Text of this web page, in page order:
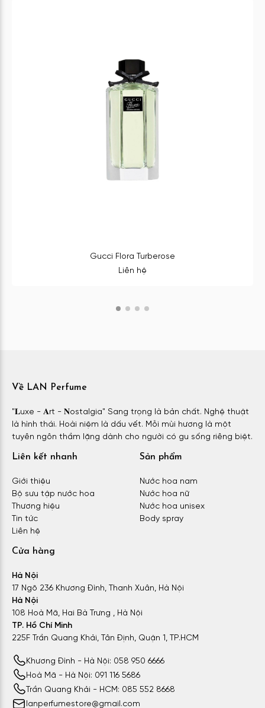
Gucci Flora Turberose
Liên hệ
Về LAN Perfume
"𝐋uxe - 𝐀rt - 𝐍ostalgia" Sang trọng là bản chất. Nghệ thuật
là hình thái. Hoài niệm là dấu vết. Mỗi mùi hương là một
tuyên ngôn thầm lặng dành cho người có gu sống riêng biệt.
Liên kết nhanh
Giới thiệu
Bộ sưu tập nước hoa
Thương hiệu
Tin tức
Liên hệ
Sản phẩm
Nước hoa nam
Nước hoa nữ
Nước hoa unisex
Body spray
Cửa hàng
Hà Nội
17 Ngõ 236 Khương Đình, Thanh Xuân, Hà Nội
Hà Nội
108 Hoà Mã, Hai Bà Trưng , Hà Nội
TP. Hồ Chí Minh
225F Trần Quang Khải, Tân Định, Quận 1, TP.HCM
Khương Đình - Hà Nội: 058 950 6666
Hoà Mã - Hà Nội: 091 116 5686
Trần Quang Khải - HCM: 085 552 8668
lanperfumestore@gmail.com